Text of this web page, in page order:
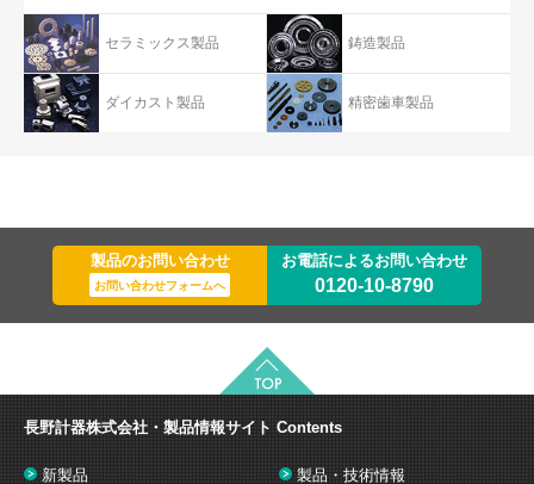
セラミックス製品 鋳造製品
ダイカスト製品 精密歯車製品
製品のお問い合わせ
お問い合わせフォームへ
お電話によるお問い合わせ
0120-10-8790
長野計器株式会社・製品情報サイト Contents
新製品
製品・技術情報